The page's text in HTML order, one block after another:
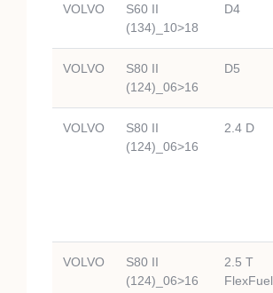
VOLVO
S60 II
(134)_10>18
D4
VOLVO
S80 II
(124)_06>16
D5
VOLVO
S80 II
(124)_06>16
2.4 D
VOLVO
S80 II
(124)_06>16
2.5 T
FlexFuel